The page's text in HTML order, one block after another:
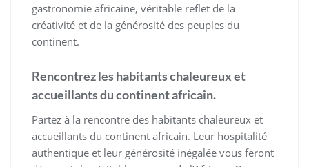
gastronomie africaine, véritable reflet de la
créativité et de la générosité des peuples du
continent.
Rencontrez les habitants chaleureux et
accueillants du continent africain.
Partez à la rencontre des habitants chaleureux et
accueillants du continent africain. Leur hospitalité
authentique et leur générosité inégalée vous feront